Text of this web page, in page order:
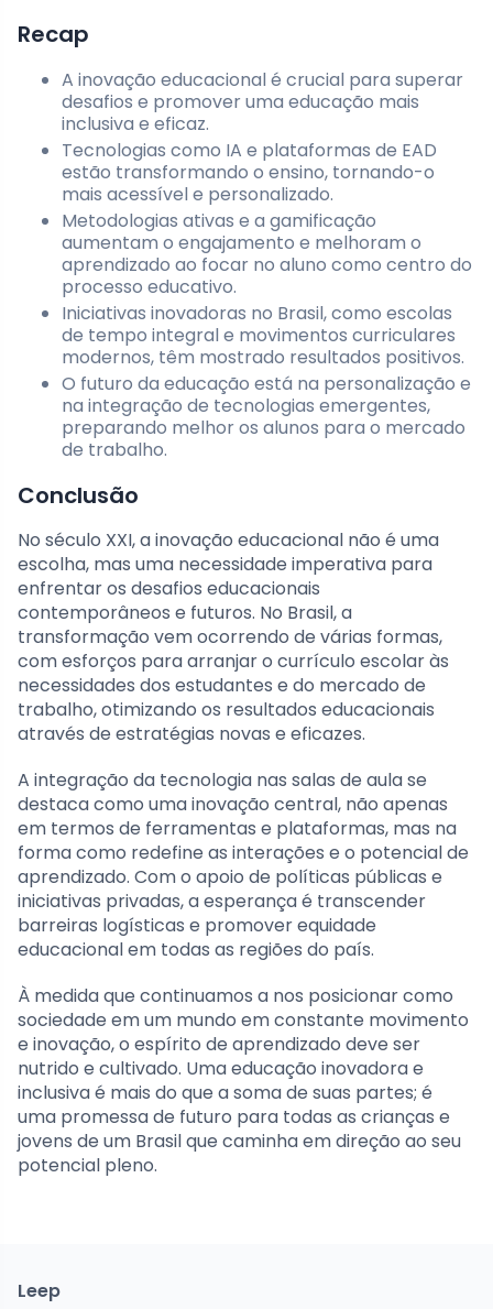
Recap
A inovação educacional é crucial para superar
desafios e promover uma educação mais
inclusiva e eficaz.
Tecnologias como IA e plataformas de EAD
estão transformando o ensino, tornando-o
mais acessível e personalizado.
Metodologias ativas e a gamificação
aumentam o engajamento e melhoram o
aprendizado ao focar no aluno como centro do
processo educativo.
Iniciativas inovadoras no Brasil, como escolas
de tempo integral e movimentos curriculares
modernos, têm mostrado resultados positivos.
O futuro da educação está na personalização e
na integração de tecnologias emergentes,
preparando melhor os alunos para o mercado
de trabalho.
Conclusão
No século XXI, a inovação educacional não é uma
escolha, mas uma necessidade imperativa para
enfrentar os desafios educacionais
contemporâneos e futuros. No Brasil, a
transformação vem ocorrendo de várias formas,
com esforços para arranjar o currículo escolar às
necessidades dos estudantes e do mercado de
trabalho, otimizando os resultados educacionais
através de estratégias novas e eficazes.
A integração da tecnologia nas salas de aula se
destaca como uma inovação central, não apenas
em termos de ferramentas e plataformas, mas na
forma como redefine as interações e o potencial de
aprendizado. Com o apoio de políticas públicas e
iniciativas privadas, a esperança é transcender
barreiras logísticas e promover equidade
educacional em todas as regiões do país.
À medida que continuamos a nos posicionar como
sociedade em um mundo em constante movimento
e inovação, o espírito de aprendizado deve ser
nutrido e cultivado. Uma educação inovadora e
inclusiva é mais do que a soma de suas partes; é
uma promessa de futuro para todas as crianças e
jovens de um Brasil que caminha em direção ao seu
potencial pleno.
Leep